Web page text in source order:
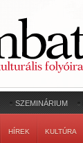
SZEMINÁRIUM
HÍREK KULTÚRA